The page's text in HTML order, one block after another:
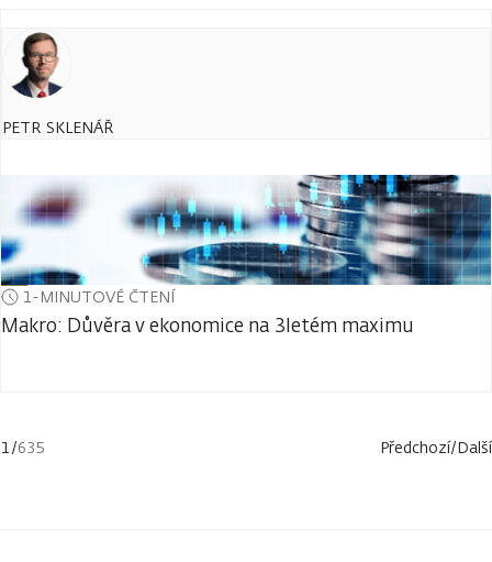
PETR SKLENÁŘ
1-MINUTOVÉ ČTENÍ
Makro: Důvěra v ekonomice na 3letém maximu
1/635 Předchozí/Další